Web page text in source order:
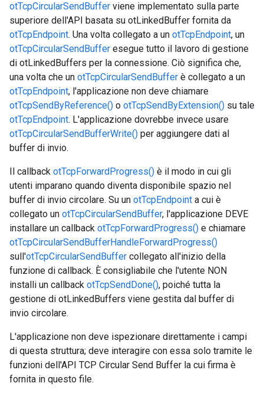
otTcpCircularSendBuffer viene implementato sulla parte
superiore dell'API basata su otLinkedBuffer fornita da
otTcpEndpoint. Una volta collegato a un otTcpEndpoint, un
otTcpCircularSendBuffer esegue tutto il lavoro di gestione
di otLinkedBuffers per la connessione. Ciò significa che,
una volta che un otTcpCircularSendBuffer è collegato a un
otTcpEndpoint, l'applicazione non deve chiamare
otTcpSendByReference() o otTcpSendByExtension() su tale
otTcpEndpoint. L'applicazione dovrebbe invece usare
otTcpCircularSendBufferWrite() per aggiungere dati al
buffer di invio.
Il callback otTcpForwardProgress() è il modo in cui gli
utenti imparano quando diventa disponibile spazio nel
buffer di invio circolare. Su un otTcpEndpoint a cui è
collegato un otTcpCircularSendBuffer, l'applicazione DEVE
installare un callback otTcpForwardProgress() e chiamare
otTcpCircularSendBufferHandleForwardProgress()
sull'otTcpCircularSendBuffer collegato all'inizio della
funzione di callback. È consigliabile che l'utente NON
installi un callback otTcpSendDone(), poiché tutta la
gestione di otLinkedBuffers viene gestita dal buffer di
invio circolare.
L'applicazione non deve ispezionare direttamente i campi
di questa struttura; deve interagire con essa solo tramite le
funzioni dell'API TCP Circular Send Buffer la cui firma è
fornita in questo file.